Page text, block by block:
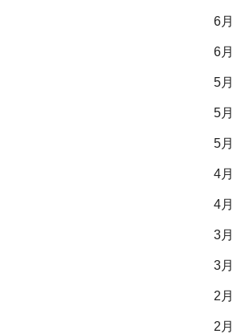
6月
6月
5月
5月
5月
4月
4月
3月
3月
2月
2月